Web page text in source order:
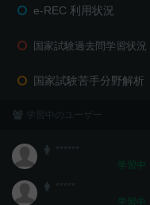
e-REC 利用状況
国家試験過去問学習状況
国家試験苦手分野解析
学習中のユーザー
******
学習中
*****
学習中